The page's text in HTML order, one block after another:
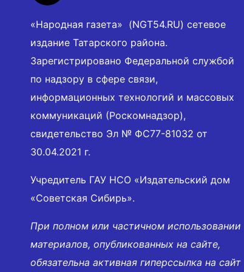
«Народная газета» (NGT54.RU) сетевое
издание Татарского района.
Зарегистрировано Федеральной службой
по надзору в сфере связи,
информационных технологий и массовых
коммуникаций (Роскомнадзор),
свидетельство Эл № ФС77-81032 от
30.04.2021 г.
Учредитель ГАУ НСО «Издательский дом
«Советская Сибирь».
При полном или частичном использовании
материалов, опубликованных на сайте,
обязательна активная гиперссылка на сайт